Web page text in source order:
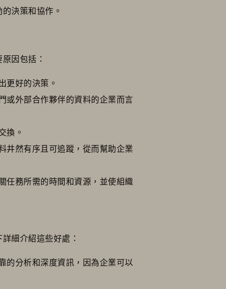
決策和協作。
因包括：
更好的決策。
或外部合作夥伴的資料的企業而言
換。
井然有序且可追蹤，從而幫助企業
任務所需的時間和資源，並使組織
細介紹這些好處：
的分析和深度資訊，因為企業可以